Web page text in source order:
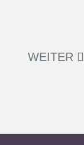
WEITER